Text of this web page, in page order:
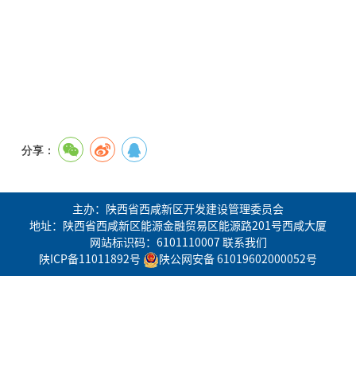
分享：
主办：陕西省西咸新区开发建设管理委员会
地址：陕西省西咸新区能源金融贸易区能源路201号西咸大厦
网站标识码：6101110007 联系我们
陕ICP备11011892号
陕公网安备 61019602000052号